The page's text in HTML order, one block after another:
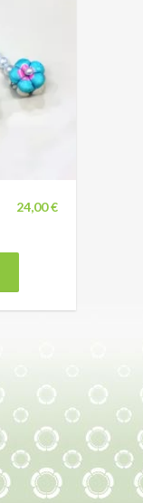
24,00 €